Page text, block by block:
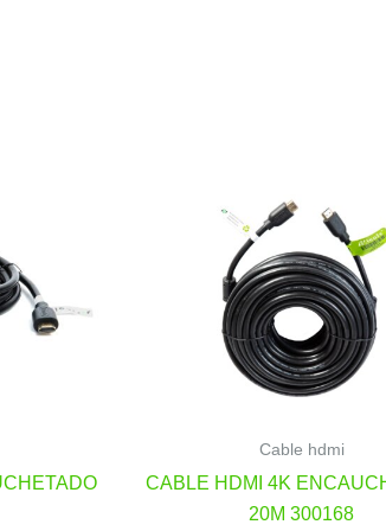
Cable hdmi
CABLE HDMI 4K
20M 300168